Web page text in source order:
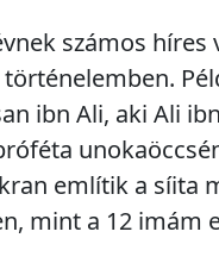
számos híres
ibn Ali, aki Ali
említik a síita
mint a 12 imám